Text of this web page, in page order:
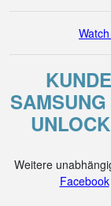
Weitere
Facebook